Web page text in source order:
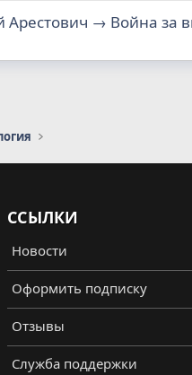
Арестович → Война за
ССЫЛКИ
Новости
Оформить подписку
Отзывы
Служба поддержки